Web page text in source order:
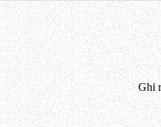
Ghi